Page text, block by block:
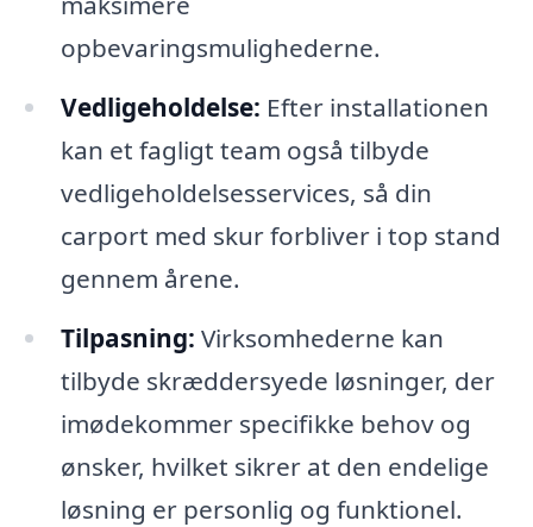
opbevaringsmulighederne.
Vedligeholdelse: Efter installationen
kan et fagligt team også tilbyde
vedligeholdelsesservices, så din
carport med skur forbliver i top stand
gennem årene.
Tilpasning: Virksomhederne kan
tilbyde skræddersyede løsninger, der
imødekommer specifikke behov og
ønsker, hvilket sikrer at den endelige
løsning er personlig og funktionel.